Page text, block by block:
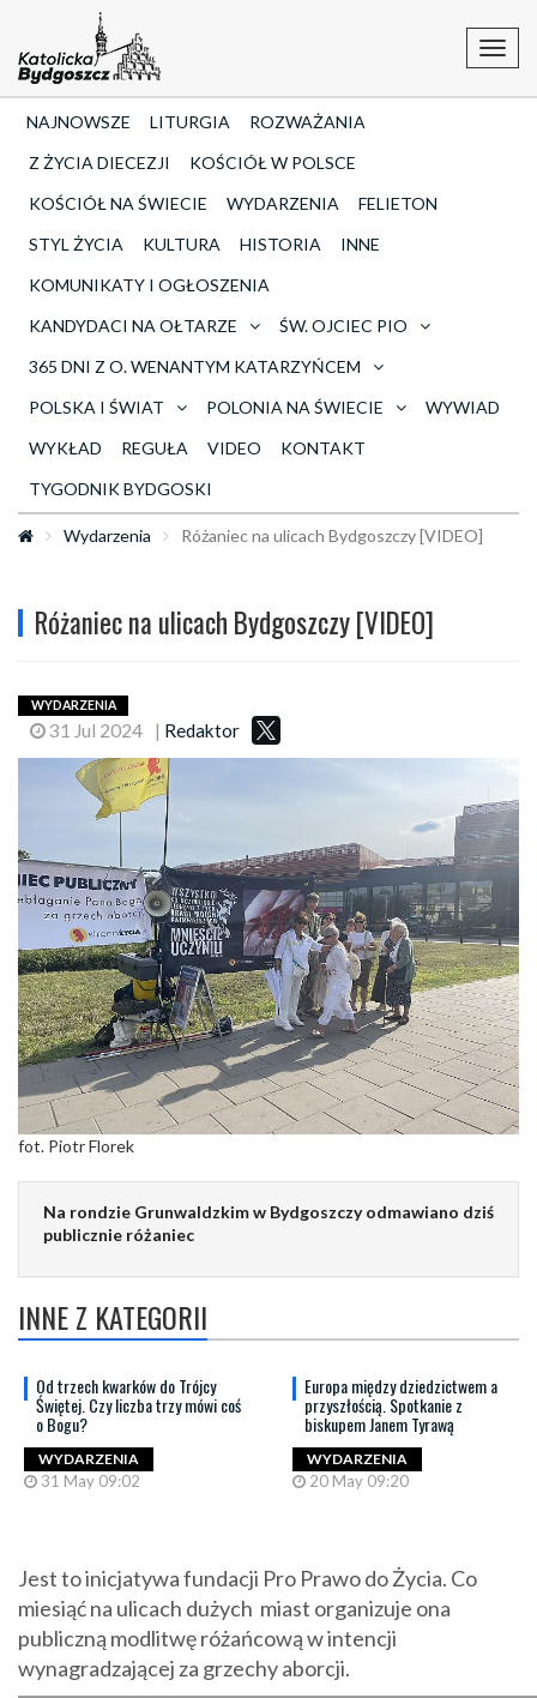
NAJNOWSZE LITURGIA
ROZWAŻANIA
Z ŻYCIA DIECEZJI
KOŚCIÓŁ W POLSCE
KOŚCIÓŁ NA ŚWIECIE
WYDARZENIA
FELIETON
STYL ŻYCIA
KULTURA HISTORIA
INNE
KOMUNIKATY I OGŁOSZENIA
KANDYDACI NA OŁTARZE
ŚW. OJCIEC PIO
365 DNI Z O. WENANTYM KATARZYŃCEM
POLSKA I ŚWIAT
POLONIA NA ŚWIECIE
WYWIAD
WYKŁAD
REGUŁA VIDEO
KONTAKT
TYGODNIK BYDGOSKI
Wydarzenia Różaniec na ulicach Bydgoszczy [VIDEO]
Różaniec na ulicach Bydgoszczy [VIDEO]
WYDARZENIA
31 Jul 2024 | Redaktor
fot. Piotr Florek
Na rondzie Grunwaldzkim w Bydgoszczy odmawiano dziś
publicznie różaniec
INNE Z KATEGORII
Od trzech kwarków do Trójcy
Świętej. Czy liczba trzy mówi coś
o Bogu?
WYDARZENIA
31 May 09:02
Europa między dziedzictwem a
przyszłością. Spotkanie z
biskupem Janem Tyrawą
WYDARZENIA
20 May 09:20
Jest to inicjatywa fundacji Pro Prawo do Życia. Co
miesiąć na ulicach dużych miast organizuje ona
publiczną modlitwę różańcową w intencji
wynagradzającej za grzechy aborcji.